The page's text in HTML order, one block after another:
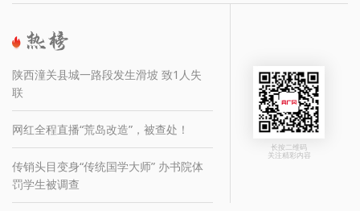
陕西潼关县城一路段发生滑坡 致1人失
联
网红全程直播“荒岛改造”，被查处！
传销头目变身“传统国学大师” 办书院体
罚学生被调查
长按二维码
关注精彩内容